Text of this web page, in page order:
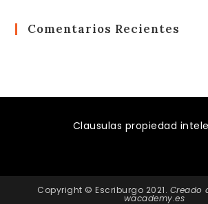
Comentarios Recientes
Clausulas propiedad
Copyright © Escriburgo 2021. Creado
wacademy.es